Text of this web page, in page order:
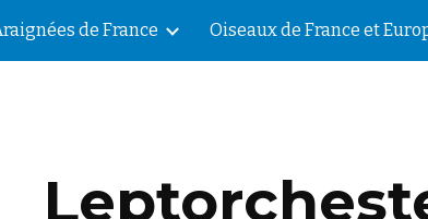
to main content Skip
de France Oiseaux de France et